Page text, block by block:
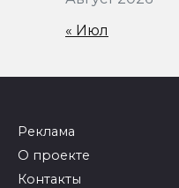
« Июл
Реклама
О проекте
Контакты